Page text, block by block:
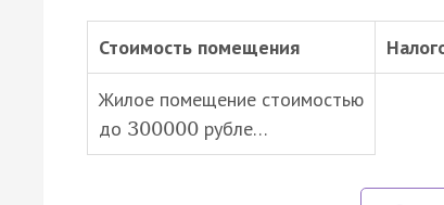
Стоимость помещения
Жилое помещение стоимостью
до 300000 рубле…